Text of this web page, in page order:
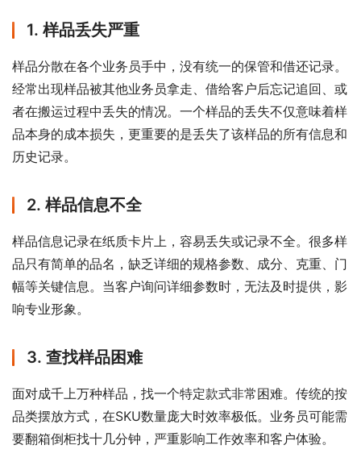
1. 样品丢失严重
样品分散在各个业务员手中，没有统一的保管和借还记录。
经常出现样品被其他业务员拿走、借给客户后忘记追回、或
者在搬运过程中丢失的情况。一个样品的丢失不仅意味着样
品本身的成本损失，更重要的是丢失了该样品的所有信息和
历史记录。
2. 样品信息不全
样品信息记录在纸质卡片上，容易丢失或记录不全。很多样
品只有简单的品名，缺乏详细的规格参数、成分、克重、门
幅等关键信息。当客户询问详细参数时，无法及时提供，影
响专业形象。
3. 查找样品困难
面对成千上万种样品，找一个特定款式非常困难。传统的按
品类摆放方式，在SKU数量庞大时效率极低。业务员可能需
要翻箱倒柜找十几分钟，严重影响工作效率和客户体验。